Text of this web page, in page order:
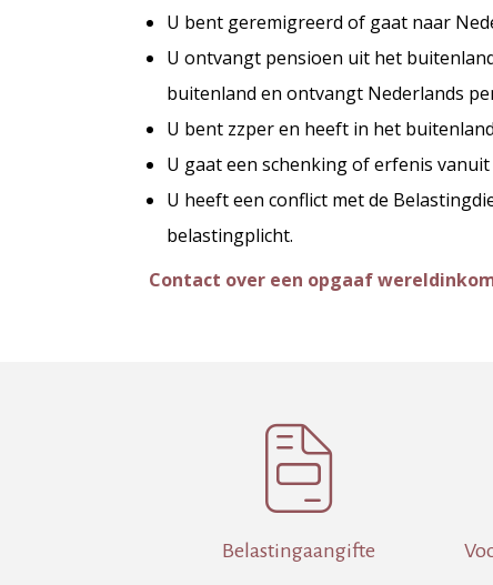
U bent geremigreerd of gaat naar
U ontvangt pensioen uit het
buitenland en ontvangt Nederlands
U bent zzper en heeft in het
U gaat een schenking of erfenis
U heeft een conflict met de
belastingplicht.
Contact over een opgaaf

Belastingaangifte